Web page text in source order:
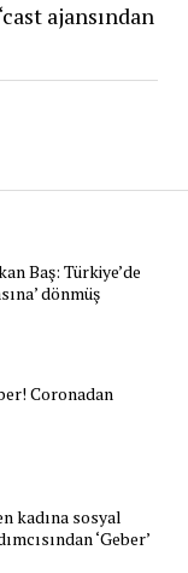
Baş: Türkiye’de
dönmüş
Coronadan
kadına sosyal
‘Geber’
ajansından